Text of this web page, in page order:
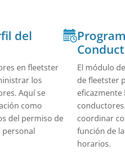
del
en fleetster
los
Aquí se
como
del permiso de
El módulo
de fleetster
eficazmente
coordinar
función de
horarios.